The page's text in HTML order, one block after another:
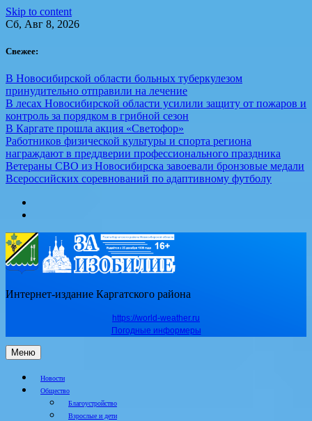
Skip to content
Сб, Авг 8, 2026
Свежее:
В Новосибирской области больных туберкулезом
принудительно отправили на лечение
В лесах Новосибирской области усилили защиту от пожаров и
контроль за порядком в грибной сезон
В Каргате прошла акция «Светофор»
Работников физической культуры и спорта региона
награждают в преддверии профессионального праздника
Ветераны СВО из Новосибирска завоевали бронзовые медали
Всероссийских соревнований по адаптивному футболу
Интернет-издание Каргатского района
https://world-weather.ru
Погодные информеры
Меню
Новости
Общество
Благоустройство
Взрослые и дети